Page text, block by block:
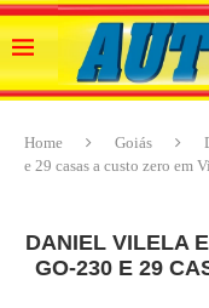
Home Goiás
e 29 casas a custo zero em
DANIEL VILELA
GO-230 E 29